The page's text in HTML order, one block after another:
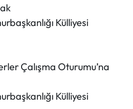
Külliyesi
Çalışma Oturumu’na
Külliyesi